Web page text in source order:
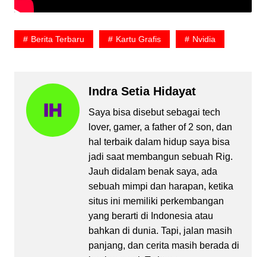
Berita Terbaru Kartu Grafis Nvidia
Indra Setia Hidayat
Saya bisa disebut sebagai tech
lover, gamer, a father of 2 son, dan
hal terbaik dalam hidup saya bisa
jadi saat membangun sebuah Rig.
Jauh didalam benak saya, ada
sebuah mimpi dan harapan, ketika
situs ini memiliki perkembangan
yang berarti di Indonesia atau
bahkan di dunia. Tapi, jalan masih
panjang, dan cerita masih berada di